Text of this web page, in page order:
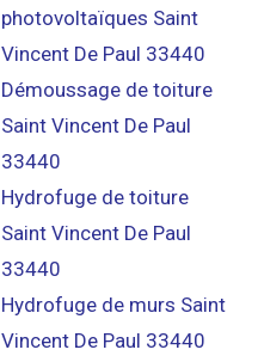
photovoltaïques Saint
Vincent De Paul 33440
Démoussage de toiture
Saint Vincent De Paul
33440
Hydrofuge de toiture
Saint Vincent De Paul
33440
Hydrofuge de murs Saint
Vincent De Paul 33440